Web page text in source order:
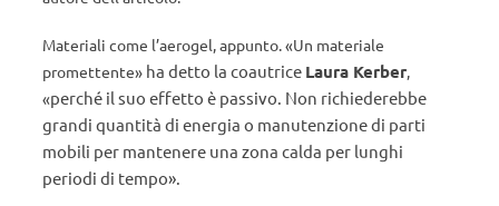
Materiali come l’aerogel, appunto. «Un materiale
promettente» ha detto la coautrice Laura Kerber,
«perché il suo effetto è passivo. Non richiederebbe
grandi quantità di energia o manutenzione di parti
mobili per mantenere una zona calda per lunghi
periodi di tempo».